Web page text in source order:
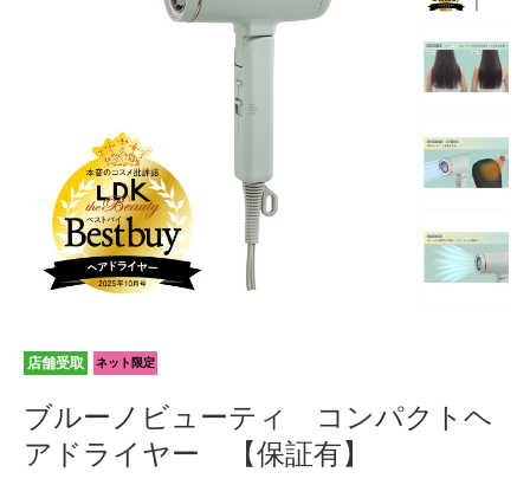
店舗受取 ネット限定
ブルーノビューティ コンパクトヘ
アドライヤー 【保証有】